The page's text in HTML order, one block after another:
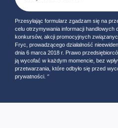
Przesyłając formularz zgadzam się na
celu otrzymywania informacji handlowych
konkursów, akcji promocyjnych
Fryc, prowadzącego działalność
dnia 6 marca 2018 r. Prawo
ją wycofać w każdym momencie, bez
przetwarzania, które odbyło się przed
prywatności. ‘’